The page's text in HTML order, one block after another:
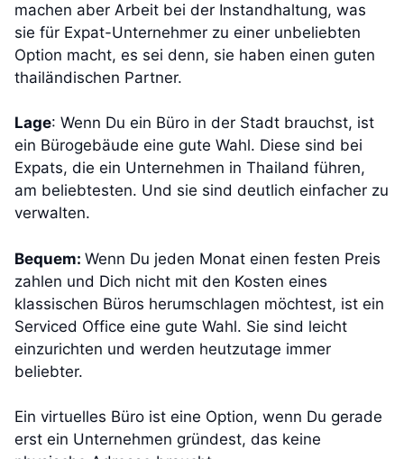
machen aber Arbeit bei der Instandhaltung, was
sie für Expat-Unternehmer zu einer unbeliebten
Option macht, es sei denn, sie haben einen guten
thailändischen Partner.
Lage: Wenn Du ein Büro in der Stadt brauchst, ist
ein Bürogebäude eine gute Wahl. Diese sind bei
Expats, die ein Unternehmen in Thailand führen,
am beliebtesten. Und sie sind deutlich einfacher zu
verwalten.
Bequem: Wenn Du jeden Monat einen festen Preis
zahlen und Dich nicht mit den Kosten eines
klassischen Büros herumschlagen möchtest, ist ein
Serviced Office eine gute Wahl. Sie sind leicht
einzurichten und werden heutzutage immer
beliebter.
Ein virtuelles Büro ist eine Option, wenn Du gerade
erst ein Unternehmen gründest, das keine